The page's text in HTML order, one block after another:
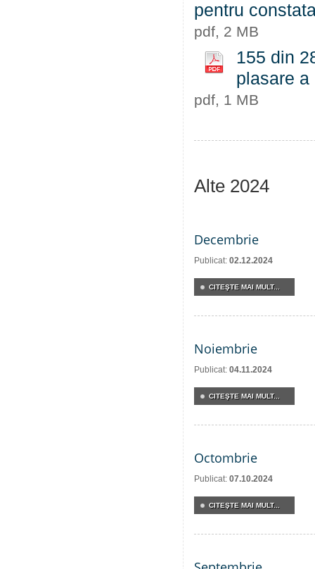
pentru
pdf, 2 MB
155 din
plasare a
pdf, 1 MB
Alte 2024
Decembrie
Publicat: 02.12.2024
CITEŞTE MAI MULT...
Noiembrie
Publicat: 04.11.2024
CITEŞTE MAI MULT...
Octombrie
Publicat: 07.10.2024
CITEŞTE MAI MULT...